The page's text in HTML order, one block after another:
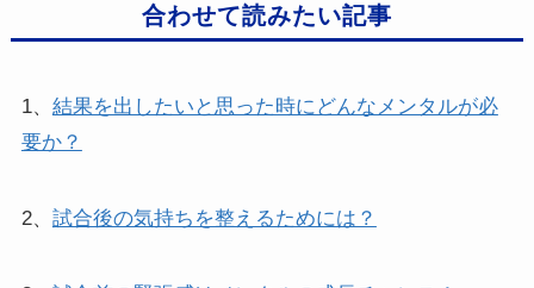
合わせて読みたい記事
1、 結果を出したいと思った時にどんなメンタルが必
要か？
2、 試合後の気持ちを整えるためには？